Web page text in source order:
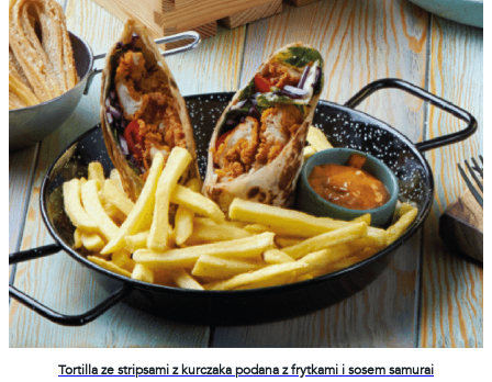
Tortilla ze stripsami z kurczaka podana z frytkami i sosem samurai